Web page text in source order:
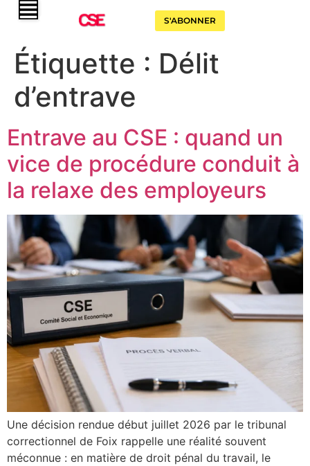
S'ABONNER
Étiquette : Délit
d’entrave
Entrave au CSE : quand un
vice de procédure conduit à
la relaxe des employeurs
Une décision rendue début juillet 2026 par le tribunal
correctionnel de Foix rappelle une réalité souvent
méconnue : en matière de droit pénal du travail, le